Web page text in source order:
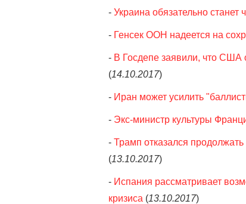
- Украина обязательно
- Генсек ООН надеется на
- В Госдепе заявили, что США
(14.10.2017)
- Иран может усилить
- Экс-министр культуры
- Трамп отказался
(13.10.2017)
- Испания рассматривает
кризиса (13.10.2017)